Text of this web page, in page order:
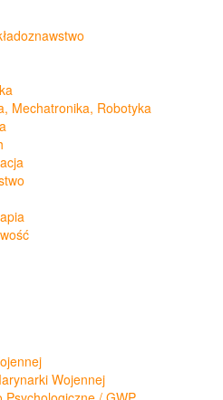
Mechatronika, Robotyka
Wojennej